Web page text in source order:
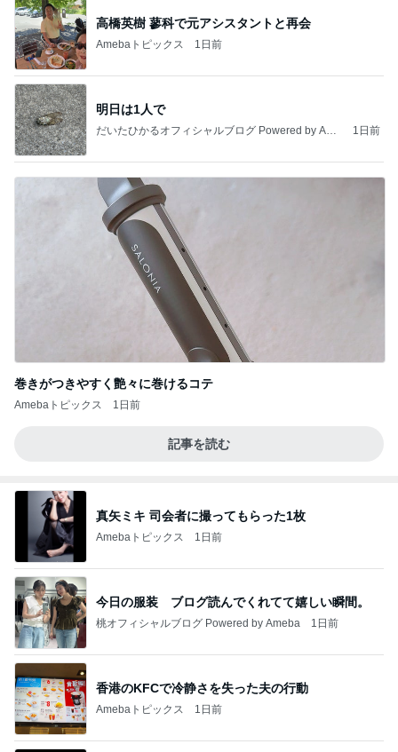
高橋英樹 蓼科で元アシスタントと再会
Amebaトピックス 1日前
明日は1人で
だいたひかるオフィシャルブログ Powered by Ame
1日前
巻きがつきやすく艶々に巻けるコテ
Amebaトピックス 1日前
記事を読む
真矢ミキ 司会者に撮ってもらった1枚
Amebaトピックス 1日前
今日の服装 ブログ読んでくれてて嬉しい瞬間。
桃オフィシャルブログ Powered by Ameba 1日前
香港のKFCで冷静さを失った夫の行動
Amebaトピックス 1日前